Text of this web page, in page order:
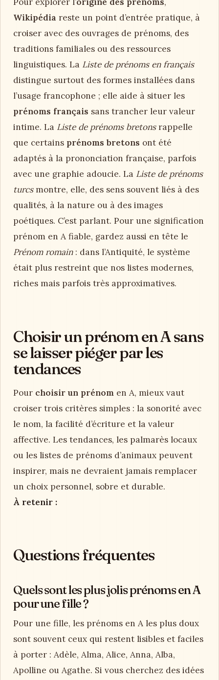
Wikipédia reste un point d’entrée pratique, à
croiser avec des ouvrages de prénoms, des
traditions familiales ou des ressources
linguistiques. La Liste de prénoms en français
distingue surtout des formes installées dans
l’usage francophone ; elle aide à situer les
prénoms français sans trancher leur valeur
intime. La Liste de prénoms bretonsrappelle
que certains prénoms bretons ont été
adaptés à la prononciation française, parfois
avec une graphie adoucie. La Liste de prénoms
turcsmontre, elle, des sens souvent liés à des
qualités, à la nature ou à des images
poétiques. C’est parlant. Pour une signification
prénom en A fiable, gardez aussi en tête le
Prénom romain: dans l’Antiquité, le système
était plus restreint que nos listes modernes,
riches mais parfois très approximatives.
Choisir un prénom en A sans
se laisser piéger par les
tendances
Pour choisir un prénom en A, mieux vaut
croiser trois critères simples : la sonorité avec
le nom, la facilité d’écriture et la valeur
affective. Les tendances, les palmarès locaux
ou les listes de prénoms d’animaux peuvent
inspirer, mais ne devraient jamais remplacer
un choix personnel, sobre et durable.
À retenir :
Questions fréquentes
Quels sont les plus jolis prénoms en A
pour une fille ?
Pour une fille, les prénoms en A les plus doux
sont souvent ceux qui restent lisibles et faciles
à porter : Adèle, Alma, Alice, Anna, Alba,
Apolline ou Agathe. Si vous cherchez des idées